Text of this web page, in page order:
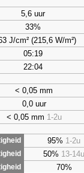
5,6 uur
33%
J/cm² (215,6 W/m²)
05:19
22:04
< 0,05 mm
0,0 uur
< 0,05 mm 1-2u
95% 1-2u
50% 13-14u
70%